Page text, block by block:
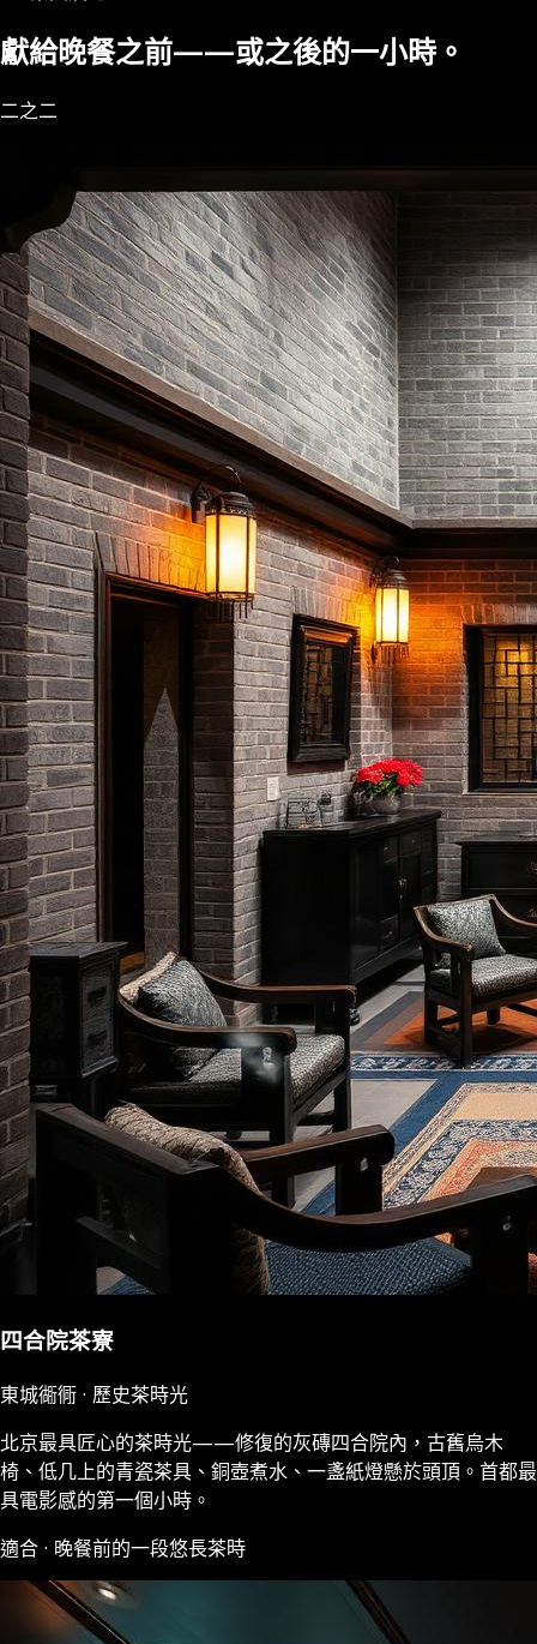
獻給晚餐之前——或之後的一小時。
二之二
四合院茶寮
東城衚衕 · 歷史茶時光
北京最具匠心的茶時光——修復的灰磚四合院內，古舊烏木
椅、低几上的青瓷茶具、銅壺煮水、一盞紙燈懸於頭頂。首都最
具電影感的第一個小時。
適合 · 晚餐前的一段悠長茶時